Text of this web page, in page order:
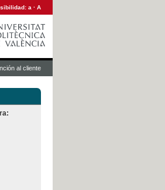
a · A
al cliente